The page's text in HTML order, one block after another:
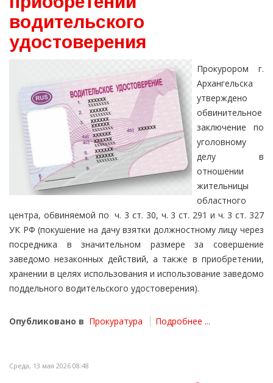
водительского
удостоверения
Прокурором г.
Архангельска
утверждено
обвинительное
заключение по
уголовному
делу в
отношении
жительницы
областного
центра, обвиняемой по ч. 3 ст. 30, ч. 3 ст. 291 и ч. 3 ст. 327
УК РФ (покушение на дачу взятки должностному лицу через
посредника в значительном размере за совершение
заведомо незаконных действий, а также в приобретении,
хранении в целях использования и использование заведомо
поддельного водительского удостоверения).
Опубликовано в Прокуратура Подробнее ...
Среда, 13 мая 2026 08:48